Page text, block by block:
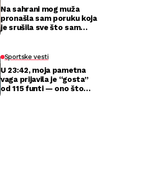
Na sahrani mog muža
pronašla sam poruku koja
je srušila sve što sam
Sportske vesti
U 23:42, moja pametna
vaga prijavila je “gosta”
od 115 funti — ono što